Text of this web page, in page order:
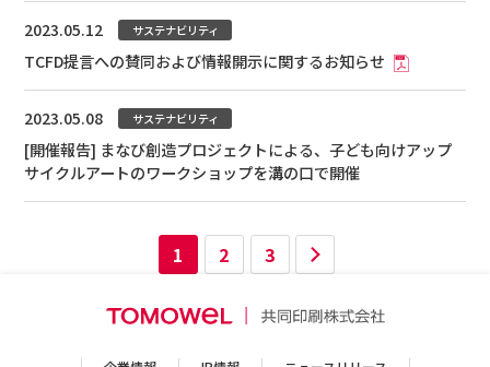
2023.05.12 サステナビリティ
TCFD提言への賛同および情報開示に関するお知らせ
2023.05.08 サステナビリティ
[開催報告] まなび創造プロジェクトによる、子ども向けアップ
サイクルアートのワークショップを溝の口で開催
1 2 3